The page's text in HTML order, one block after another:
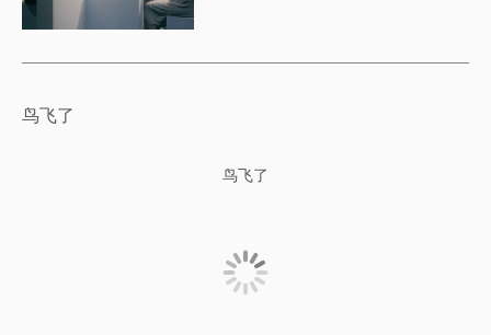
鸟飞了
鸟飞了